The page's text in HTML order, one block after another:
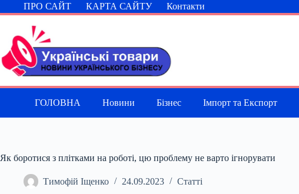
Перейти
до
ПРО САЙТ КАРТА САЙТУ Контакти
ГОЛОВНА Новини Бізнес Імпорт та Експорт
Як боротися з плітками на роботі, цю проблему не варто ігнорувати
Тимофій Іщенко 24.09.2023 Статті